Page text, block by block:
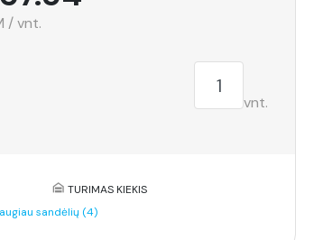
/ vnt.
vnt.
TURIMAS KIEKIS
sandėlių (4)